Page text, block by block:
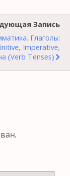
Запись
Глаголы:
Imperative,
(Verb Tenses)